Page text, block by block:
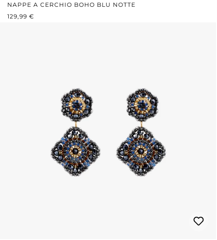
NAPPE A CERCHIO BOHO BLU NOTTE
PREZZO NORMALE:
129,99 €